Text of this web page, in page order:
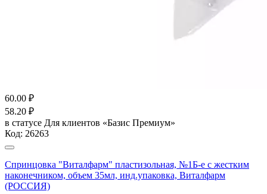
60.00 ₽
58.20 ₽
в статусе Для клиентов «Базис Премиум»
Код: 26263
Спринцовка "Виталфарм" пластизольная, №1Б-е с жестким
наконечником, объем 35мл, инд.упаковка, Виталфарм
(РОССИЯ)